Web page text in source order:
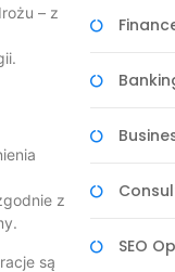
– z
z
są
SEO